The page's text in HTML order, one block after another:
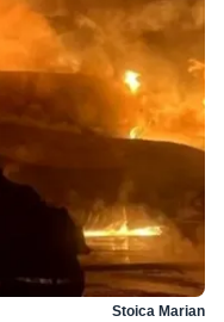
Stoica Marian